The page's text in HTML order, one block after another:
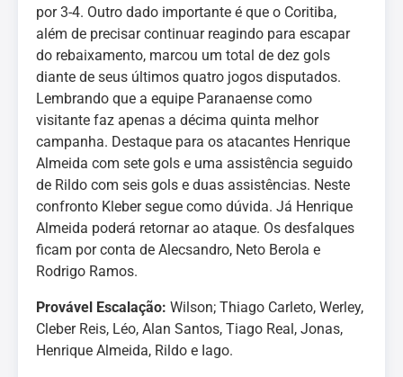
por 3-4. Outro dado importante é que o Coritiba,
além de precisar continuar reagindo para escapar
do rebaixamento, marcou um total de dez gols
diante de seus últimos quatro jogos disputados.
Lembrando que a equipe Paranaense como
visitante faz apenas a décima quinta melhor
campanha. Destaque para os atacantes Henrique
Almeida com sete gols e uma assistência seguido
de Rildo com seis gols e duas assistências. Neste
confronto Kleber segue como dúvida. Já Henrique
Almeida poderá retornar ao ataque. Os desfalques
ficam por conta de Alecsandro, Neto Berola e
Rodrigo Ramos.
Provável Escalação: Wilson; Thiago Carleto, Werley,
Cleber Reis, Léo, Alan Santos, Tiago Real, Jonas,
Henrique Almeida, Rildo e Iago.